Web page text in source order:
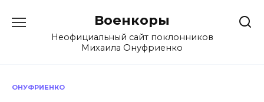
содержанию
Военкоры
Неофициальный сайт поклонников
Михаила Онуфриенко
ОНУФРИЕНКО